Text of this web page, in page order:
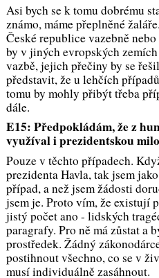
Asi bych se k tomu dobrému
známo, máme přeplněné
České republice vazebně
by v jiných evropských
vazbě, jejich přečiny by se
představit, že u lehčích
tomu by mohly přibýt třeba
dále.
E15: Předpokládám, že z
využíval i prezidentskou
Pouze v těchto případech.
prezidenta Havla, tak jsem
případ, a než jsem žádosti
jsem je. Proto vím, že existují
jistý počet ano - lidských
paragrafy. Pro ně má zůstat a
prostředek. Žádný
postihnout všechno, co se v
musí individuálně zasáhnout.